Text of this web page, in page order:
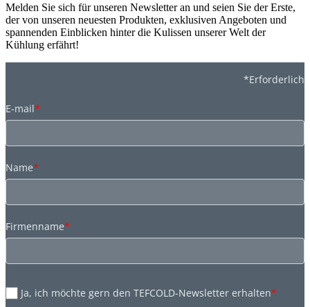
Melden Sie sich für unseren Newsletter an und seien Sie der Erste,
der von unseren neuesten Produkten, exklusiven Angeboten und
spannenden Einblicken hinter die Kulissen unserer Welt der
Kühlung erfährt!
*Erforderlich
E-mail*
Name*
Firmenname*
Ja, ich möchte gern den TEFCOLD-Newsletter erhalten*